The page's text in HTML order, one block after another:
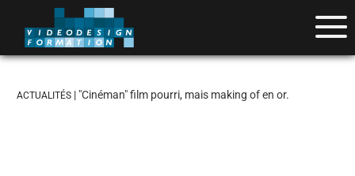
ACTUALITÉS | "Cinéman" film pourri, mais making of en or.